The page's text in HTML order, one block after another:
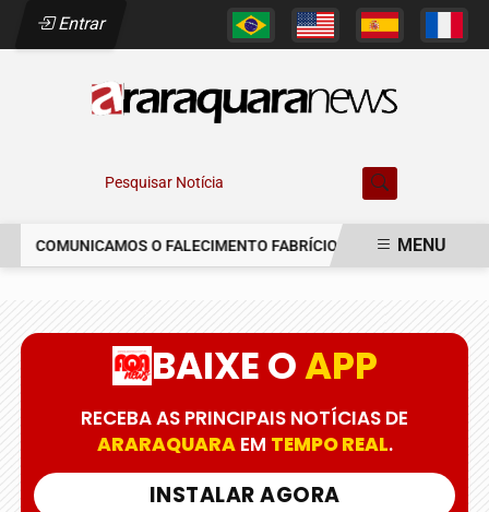
Entrar
Pesquisar Notícia
COMUNICAMOS O FALECIMENTO FABRÍCIO AUGUSTO FERREIRA
MENU
BAIXE OAPP
RECEBA AS PRINCIPAIS NOTÍCIAS DE
ARARAQUARAEM TEMPO REAL.
INSTALAR AGORA